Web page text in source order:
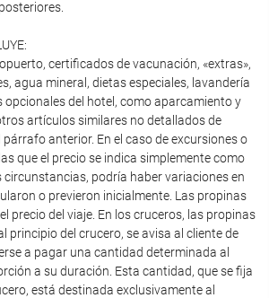
certificados de vacunación, «extras»,
agua mineral, dietas especiales, lavandería
opcionales del hotel, como aparcamiento y
artículos similares no detallados de
anterior. En el caso de excursiones o
que el precio se indica simplemente como
circunstancias, podría haber variaciones en
o previeron inicialmente. Las propinas
precio del viaje. En los cruceros, las propinas
principio del crucero, se avisa al cliente de
a pagar una cantidad determinada al
a su duración. Esta cantidad, que se fija
está destinada exclusivamente al